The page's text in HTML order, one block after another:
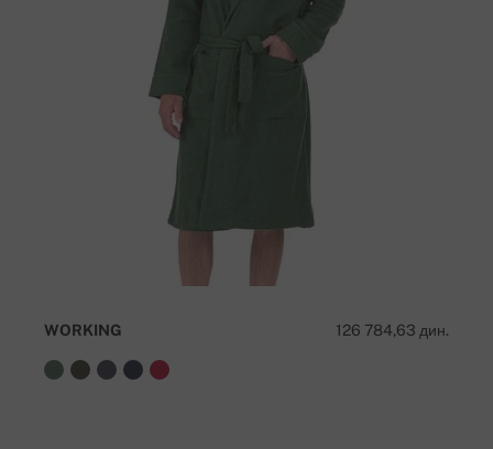
126 784,63 дин.
WORKING